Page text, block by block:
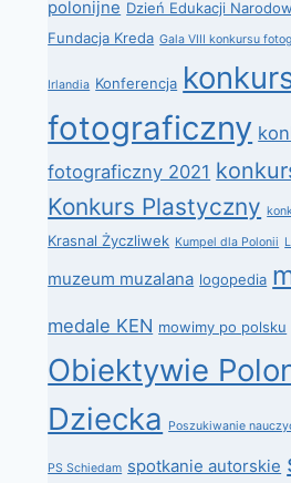
polonijne Dzień Edukacji
Fundacja Kreda Gala VIII konkursu
Irlandia Konferencja
fotograficzny
fotograficzny 2021
Konkurs Plastyczny
Krasnal Życzliwek Kumpel dla Polonii
muzeum muzalana logopedia
medale KEN mowimy po polsku
Obiektywie
Dziecka
Poszukiwanie
PS Schiedam spotkanie autorskie